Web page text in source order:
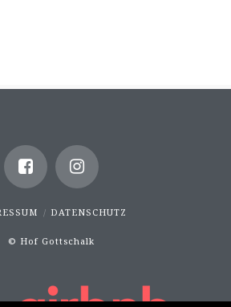
DATENSCHUTZ
© Hof Gottschalk